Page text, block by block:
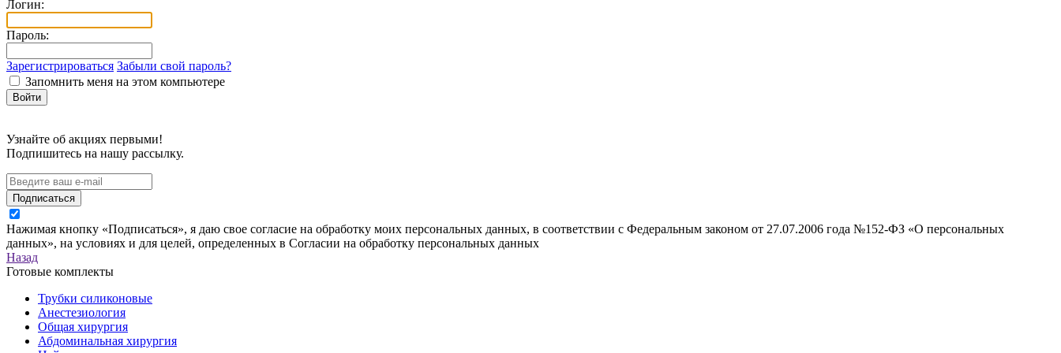
Логин:
Пароль:
Зарегистрироваться Забыли свой пароль?
Запомнить меня на этом компьютере
Узнайте об акциях первыми!
Подпишитесь на нашу рассылку.
Подписаться
Нажимая кнопку «Подписаться», я даю свое согласие на обработку моих персональных данных, в соответствии с Федеральным законом от 27.07.2006 года №152-ФЗ «О персональных
данных», на условиях и для целей, определенных в Согласии на обработку персональных данных
Назад
Готовые комплекты
Трубки силиконовые
Анестезиология
Общая хирургия
Абдоминальная хирургия